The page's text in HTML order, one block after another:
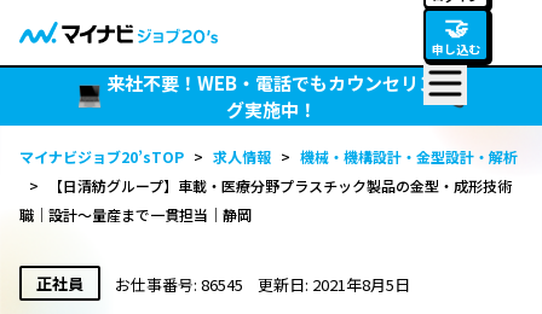
🤝
申し込む
来社不要！WEB・電話でもカウンセリン
グ実施中！
マイナビジョブ20’sTOP > 求人情報 > 機械・機構設計・金型設計・解析
>
【日清紡グループ】車載・医療分野プラスチック製品の金型・成形技術
職｜設計〜量産まで一貫担当｜静岡
正社員 お仕事番号: 86545 更新日: 2021年8月5日